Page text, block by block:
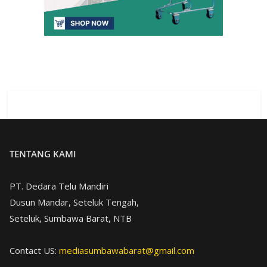
TENTANG KAMI
PT. Dedara Telu Mandiri
Dusun Mandar, Seteluk Tengah,
Seteluk, Sumbawa Barat, NTB
Contact US: mediasumbawabarat@gmail.com